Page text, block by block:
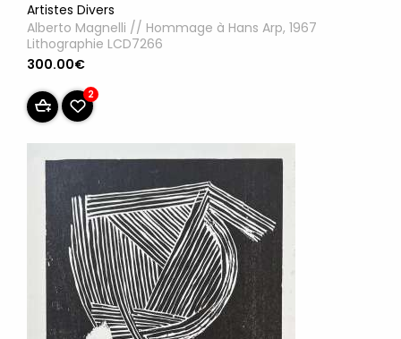
Artistes Divers
Alberto Magnelli // Hommage à Hans Arp, 1967
Lithographie LCD7266
300.00€
2